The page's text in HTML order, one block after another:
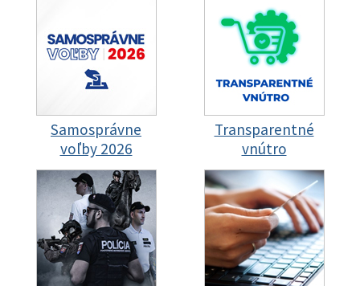
Samosprávne
voľby 2026
Transparentné
vnútro